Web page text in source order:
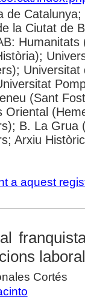
de
la Ciutat de
(Sant
Oriental
B. La Grua
Arxiu
a aquest
Cortés